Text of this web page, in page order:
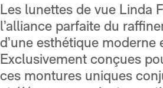
Les lunettes de vue Linda
l’alliance parfaite du
d’une esthétique moderne
Exclusivement conçues
ces montures uniques